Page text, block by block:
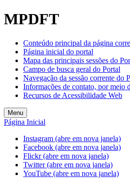
MPDFT
Conteúdo principal da página
Página inicial do portal
Mapa das principais sessões do
Campo de busca geral do Portal
Navegação da sessão corrente do
Informações de contato, por meio
Recursos de Acessibilidade Web
Menu
Página Inicial
Instagram (abre em nova janela)
Facebook (abre em nova janela)
Flickr (abre em nova janela)
Twitter (abre em nova janela)
YouTube (abre em nova janela)